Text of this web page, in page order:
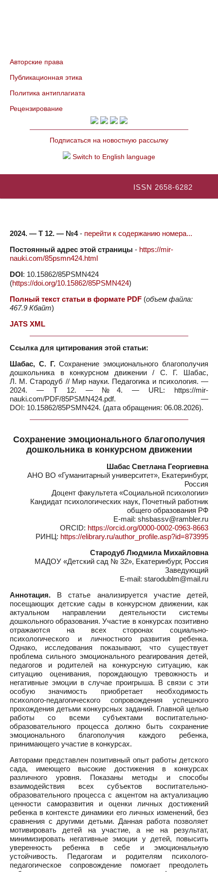
Авторские права
Публикационная этика
Политика антиплагиата
Рецензирование
Подписаться на новостную рассылку
Switch to English language
ISSN 2658-6282
2024. — Т 12. — №4- перейти к содержанию номера...
Постоянный адрес этой страницы - https://mir-
nauki.com/85psmn424.html
DOI: 10.15862/85PSMN424
(https://doi.org/10.15862/85PSMN424)
Полный текст статьи в формате PDF (объем файла:
467.9 Кбайт)
JATS XML
Ссылка для цитирования этой статьи:
Шабас, С. Г.Сохранение эмоционального благополучия
дошкольника в конкурсном движении / С. Г. Шабас,
Л. М. Стародуб // Мир науки. Педагогика и психология. —
2024. — Т 12. — №4. — URL: https://mir-
nauki.com/PDF/85PSMN424.pdf. —
DOI: 10.15862/85PSMN424. (дата обращения: 06.08.2026).
Сохранение эмоционального благополучия
дошкольника в конкурсном движении
Шабас Светлана Георгиевна
АНО ВО «Гуманитарный университет», Екатеринбург,
Россия
Доцент факультета «Социальной психологии»
Кандидат психологических наук, Почетный работник
общего образования РФ
E-mail: shsbassv@rambler.ru
ORCID: https://orcid.org/0000-0002-0963-8663
РИНЦ: https://elibrary.ru/author_profile.asp?id=873995
Стародуб Людмила Михайловна
МАДОУ «Детский сад № 32», Екатеринбург, Россия
Заведующий
E-mail: starodublm@mail.ru
Аннотация. В статье анализируется участие детей,
посещающих детские сады в конкурсном движении, как
актуальном направлении деятельности системы
дошкольного образования. Участие в конкурсах позитивно
отражаются на всех сторонах социально-
психологического и личностного развития ребенка.
Однако, исследования показывают, что существует
проблема сильного эмоционального реагирования детей,
педагогов и родителей на конкурсную ситуацию, как
ситуацию оценивания, порождающую тревожность и
негативные эмоции в случае проигрыша. В связи с эти
особую значимость приобретает необходимость
психолого-педагогического сопровождения успешного
прохождения детьми конкурсных заданий. Главной целью
работы со всеми субъектами воспитательно-
образовательного процесса должно быть сохранение
эмоционального благополучия каждого ребенка,
принимающего участие в конкурсах.
Авторами представлен позитивный опыт работы детского
сада, имеющего высокие достижения в конкурсах
различного уровня. Показаны методы и способы
взаимодействия всех субъектов воспитательно-
образовательного процесса с акцентом на актуализацию
ценности саморазвития и оценки личных достижений
ребенка в контексте динамики его личных изменений, без
сравнения с другими детьми. Данная работа позволяет
мотивировать детей на участие, а не на результат,
минимизировать негативные эмоции у детей, повысить
уверенность ребенка в себе и эмоциональную
устойчивость. Педагогам и родителям психолого-
педагогическое сопровождение помогает преодолеть